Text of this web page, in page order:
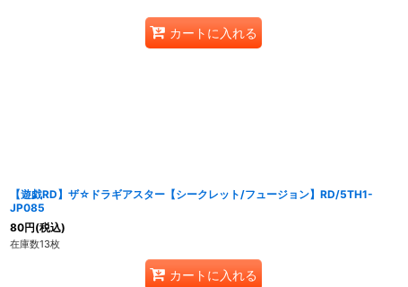
カートに入れる
【遊戯RD】ザ☆ドラギアスター【シークレット/フュージョン】RD/5TH1-
JP085
80円(税込)
在庫数13枚
カートに入れる